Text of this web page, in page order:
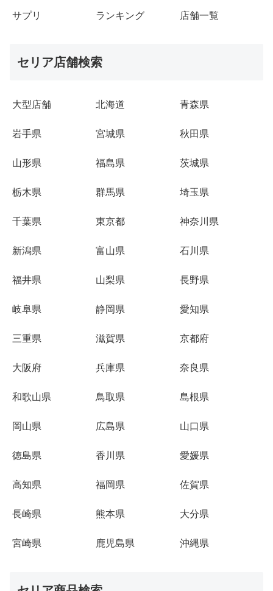
サプリ ランキング 店舗一覧
セリア店舗検索
大型店舗 北海道 青森県
岩手県 宮城県 秋田県
山形県 福島県 茨城県
栃木県 群馬県 埼玉県
千葉県 東京都 神奈川県
新潟県 富山県 石川県
福井県 山梨県 長野県
岐阜県 静岡県 愛知県
三重県 滋賀県 京都府
大阪府 兵庫県 奈良県
和歌山県 鳥取県 島根県
岡山県 広島県 山口県
徳島県 香川県 愛媛県
高知県 福岡県 佐賀県
長崎県 熊本県 大分県
宮崎県 鹿児島県 沖縄県